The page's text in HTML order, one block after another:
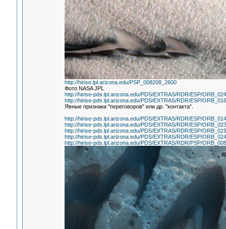
http://hirise.lpl.arizona.edu/PSP_008208_2600
Фото NASA JPL
http://hirise-pds.lpl.arizona.edu/PDS/EXTRAS/RDR/ESP/
http://hirise-pds.lpl.arizona.edu/PDS/EXTRAS/RDR/ESP/
Явные признаки "переговоров" или др. "контакта".
http://hirise-pds.lpl.arizona.edu/PDS/EXTRAS/RDR/ESP/
http://hirise-pds.lpl.arizona.edu/PDS/EXTRAS/RDR/ESP/
http://hirise-pds.lpl.arizona.edu/PDS/EXTRAS/RDR/ESP/
http://hirise-pds.lpl.arizona.edu/PDS/EXTRAS/RDR/ESP/
http://hirise-pds.lpl.arizona.edu/PDS/EXTRAS/RDR/PSP/